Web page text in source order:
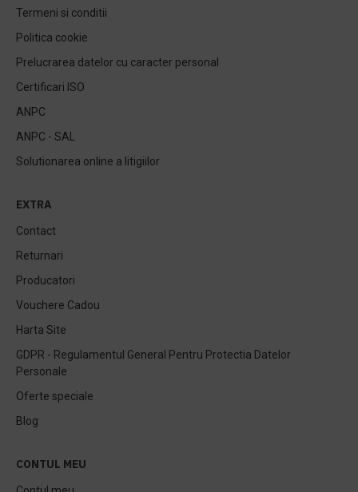
Termeni si conditii
Politica cookie
Prelucrarea datelor cu caracter personal
Certificari ISO
ANPC
ANPC - SAL
Solutionarea online a litigiilor
EXTRA
Contact
Returnari
Producatori
Vouchere Cadou
Harta Site
GDPR - Regulamentul General Pentru Protectia Datelor
Personale
Oferte speciale
Blog
CONTUL MEU